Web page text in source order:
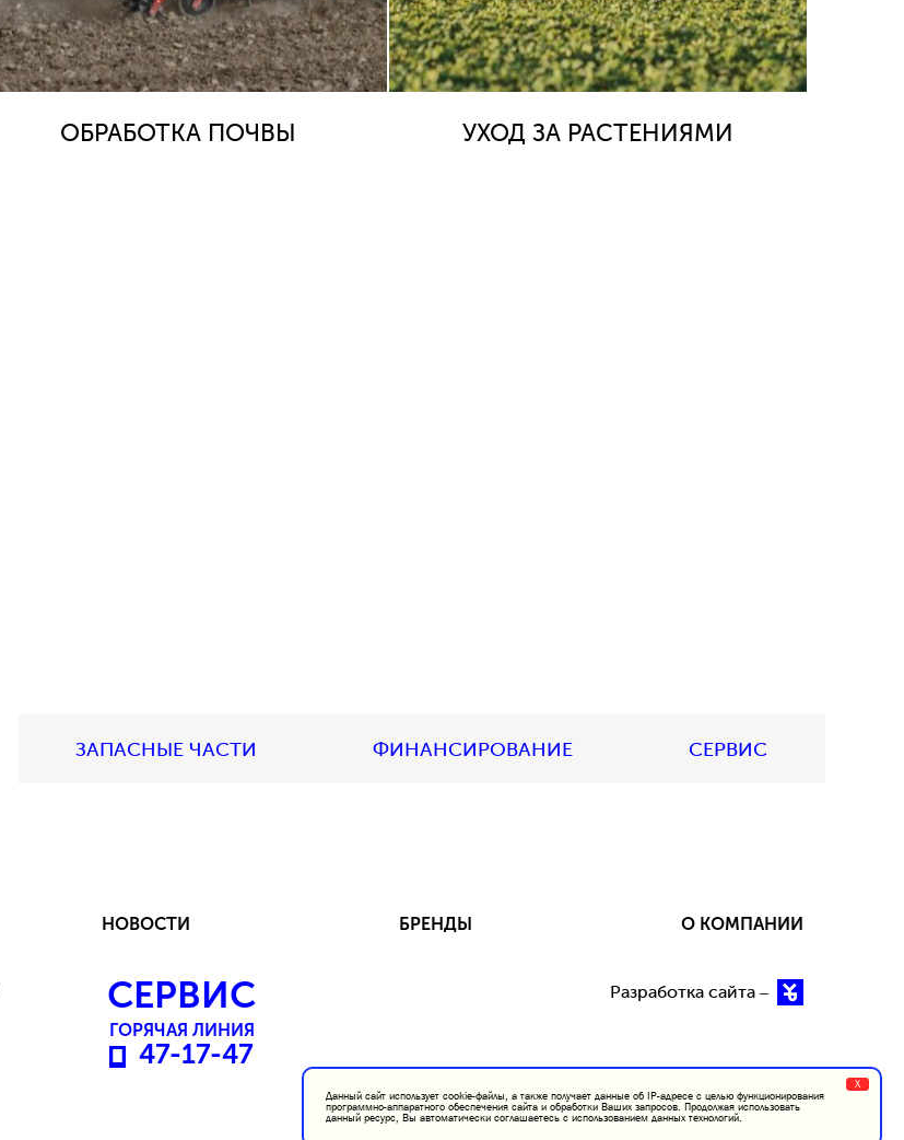
X
Данный сайт использует cookie-файлы, а также получает данные об IP-адресе с целью функционирования
программно-аппаратного обеспечения сайта и обработки Ваших запросов. Продолжая использовать
данный ресурс, Вы автоматически соглашаетесь с использованием данных технологий.
ОБРАБОТКА ПОЧВЫ УХОД ЗА РАСТЕНИЯМИ
ЗАПАСНЫЕ ЧАСТИ ФИНАНСИРОВАНИЕ СЕРВИС
НОВОСТИ БРЕНДЫ О КОМПАНИИ
СЕРВИС
ГОРЯЧАЯ ЛИНИЯ
47-17-47
Разработка сайта –